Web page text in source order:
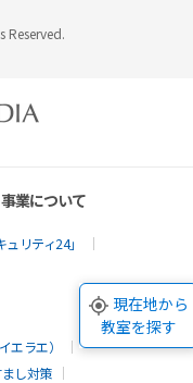
現在地から
教室を探す
Reserved.
業について
リティ24」
エラエ）
し対策